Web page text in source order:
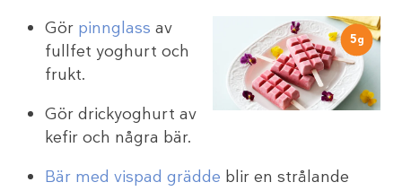
5g
Gör pinnglass av
fullfet yoghurt och
frukt.
Gör drickyoghurt av
kefir och några bär.
Bär med vispad grädde blir en strålande